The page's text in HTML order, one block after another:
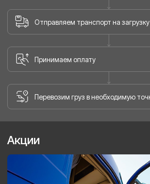
Отправляем транспорт на загрузку
Принимаем оплату
Перевозим груз в необходимую
Акции